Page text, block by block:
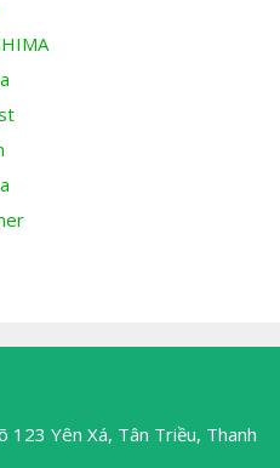
Yên Xá, Tân Triều, Thanh